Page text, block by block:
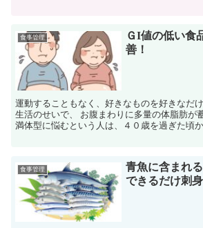
食事管理
ＧI値の低い食
善！
運動することもなく、好きなものを好きなだ
生活のせいで、 お腹まわりに多量の体脂肪が
満体型に悩むという人は、４０歳を過ぎた頃
食事管理
青魚に含まれ
できるだけ刺